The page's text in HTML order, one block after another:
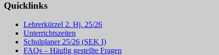
Quicklinks
Lehrerkürzel 2. Hj. 25/26
Unterrichtszeiten
Schulplaner 25/26 (SEK I)
FAQs – Häufig gestellte Fragen